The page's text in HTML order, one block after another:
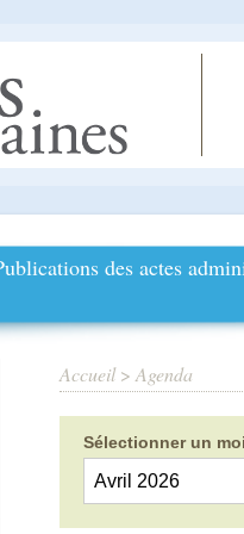
des actes
Accueil> Agenda
Sélectionner un